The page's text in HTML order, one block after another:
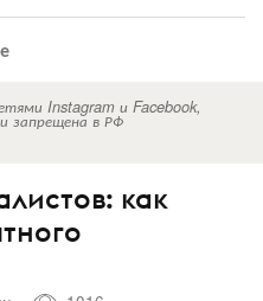
Instagram и Facebook,
запрещена в РФ
как